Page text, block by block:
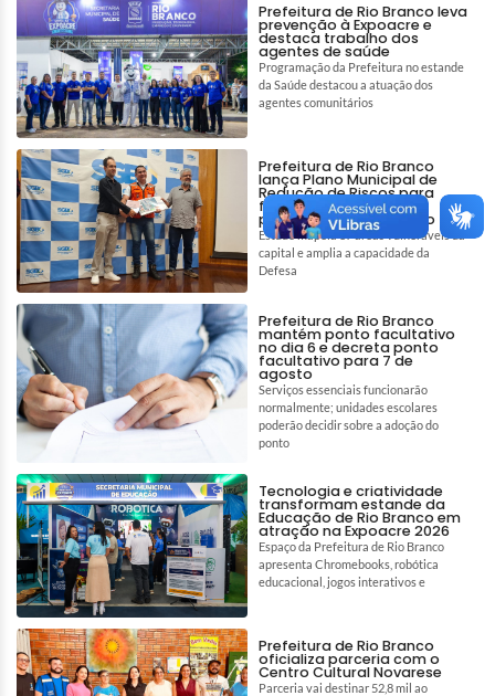
Prefeitura de Rio Branco leva
prevenção à Expoacre e
destaca trabalho dos
agentes de saúde
Programação da Prefeitura no estande
da Saúde destacou a atuação dos
agentes comunitários
Prefeitura de Rio Branco
lança Plano Municipal de
Redução de Riscos para
fortalecer prevenção e
proteção da população
Estudo mapeia 87 áreas vulneráveis da
capital e amplia a capacidade da
Defesa
Prefeitura de Rio Branco
mantém ponto facultativo
no dia 6 e decreta ponto
facultativo para 7 de
agosto
Serviços essenciais funcionarão
normalmente; unidades escolares
poderão decidir sobre a adoção do
ponto
Tecnologia e criatividade
transformam estande da
Educação de Rio Branco em
atração na Expoacre 2026
Espaço da Prefeitura de Rio Branco
apresenta Chromebooks, robótica
educacional, jogos interativos e
Prefeitura de Rio Branco
oficializa parceria com o
Centro Cultural Novarese
Parceria vai destinar 52,8 mil ao